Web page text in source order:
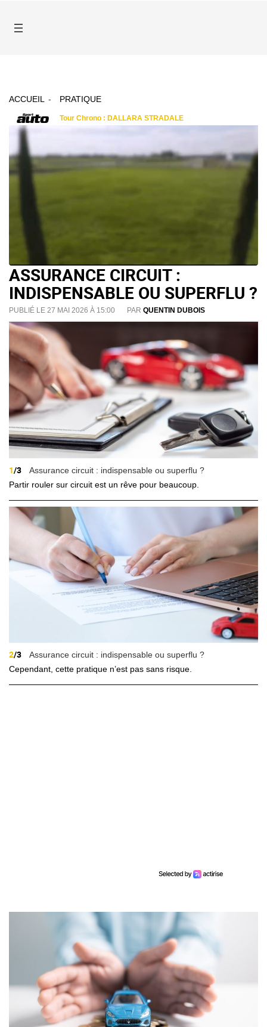
ACCUEIL PRATIQUE
ASSURANCE CIRCUIT :
INDISPENSABLE OU SUPERFLU ?
PUBLIÉ LE 27 MAI 2026 À 15:00 PAR QUENTIN DUBOIS
1/3
Assurance circuit : indispensable ou superflu ?
Partir rouler sur circuit est un rêve pour beaucoup.
2/3
Assurance circuit : indispensable ou superflu ?
Cependant, cette pratique n’est pas sans risque.